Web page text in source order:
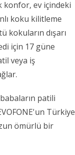
konfor, ev içindeki
koku kilitleme
kokuların dışarı
için 17 güne
veya iş
patili
Türkiye
ömürlü bir